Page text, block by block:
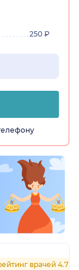
250 ₽
врачей 4.7